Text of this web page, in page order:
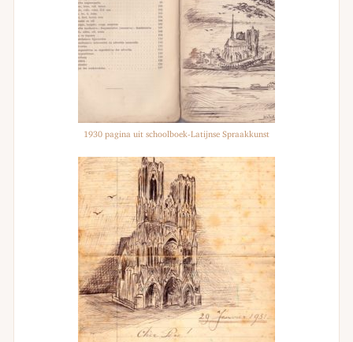
1930 pagina uit schoolboek-Latijnse Spraakkunst